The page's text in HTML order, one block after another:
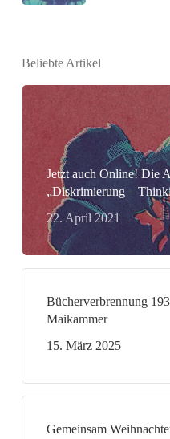
Beliebte Artikel
Jetzt auch Online! Die
„Diskrimierung –
22. April 2021
Bücherverbrennung
Maikammer
15. März 2025
Gemeinsam